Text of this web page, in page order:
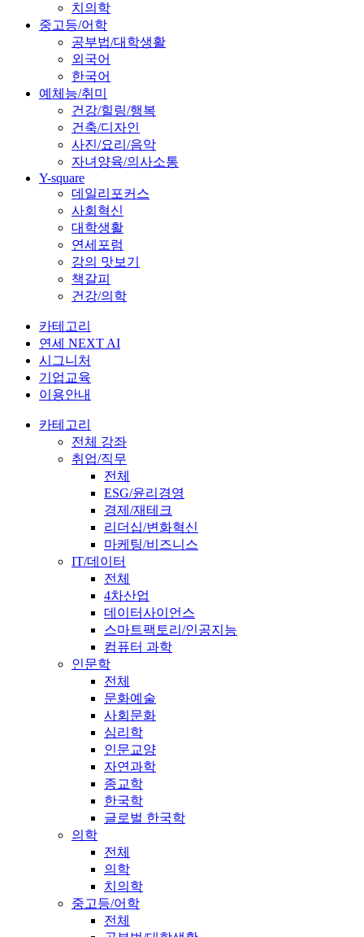
치의학
중고등/어학
공부법/대학생활
외국어
한국어
예체능/취미
건강/힐링/행복
건축/디자인
사진/요리/음악
자녀양육/의사소통
Y-square
데일리포커스
사회혁신
대학생활
연세포럼
강의 맛보기
책갈피
건강/의학
카테고리
연세 NEXT AI
시그니처
기업교육
이용안내
카테고리
전체 강좌
취업/직무
전체
ESG/윤리경영
경제/재테크
리더십/변화혁신
마케팅/비즈니스
IT/데이터
전체
4차산업
데이터사이언스
스마트팩토리/인공지능
컴퓨터 과학
인문학
전체
문화예술
사회문화
심리학
인문교양
자연과학
종교학
한국학
글로벌 한국학
의학
전체
의학
치의학
중고등/어학
전체